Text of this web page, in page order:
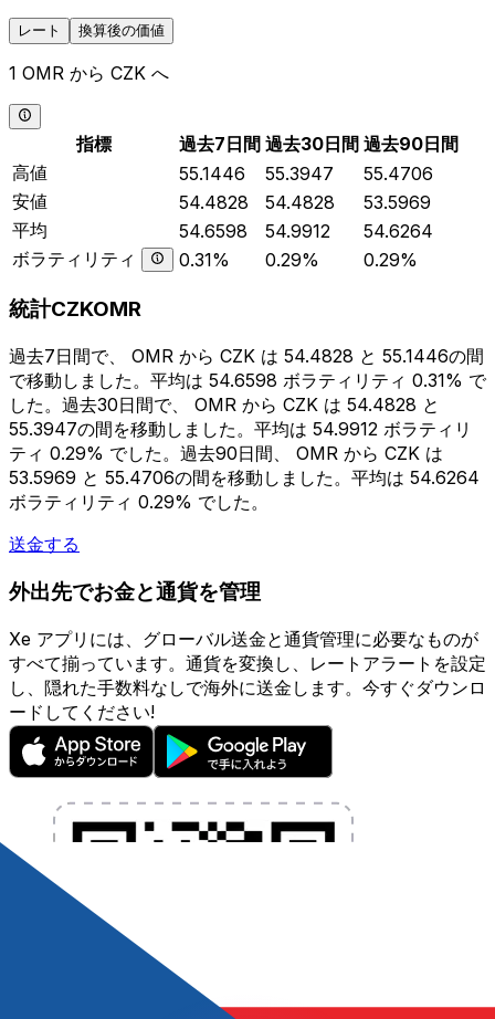
レート 換算後の価値
1 OMR から CZK へ
指標 過去7日間 過去30日間 過去90日間
高値
55.1446 55.3947
55.4706
安値
54.4828 54.4828
53.5969
平均
54.6598 54.9912
54.6264
ボラティリティ
0.31% 0.29% 0.29%
統計CZKOMR
過去7日間で、 OMR から CZK は 54.4828 と 55.1446の間
で移動しました。平均は 54.6598 ボラティリティ 0.31% で
した。過去30日間で、 OMR から CZK は 54.4828 と
55.3947の間を移動しました。平均は 54.9912 ボラティリ
ティ 0.29% でした。過去90日間、 OMR から CZK は
53.5969 と 55.4706の間を移動しました。平均は 54.6264
ボラティリティ 0.29% でした。
送金する
外出先でお金と通貨を管理
Xe アプリには、グローバル送金と通貨管理に必要なものが
すべて揃っています。通貨を変換し、レートアラートを設定
し、隠れた手数料なしで海外に送金します。今すぐダウンロ
ードしてください!